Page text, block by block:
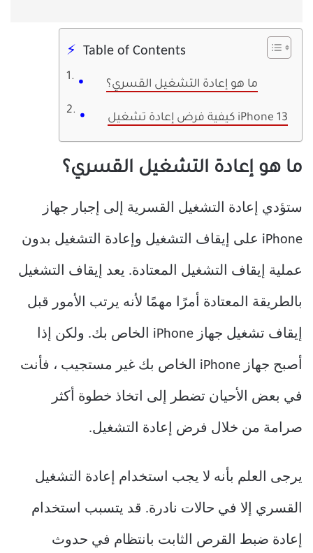
Table of Contents
ما هو إعادة التشغيل القسري؟
كيفية فرض إعادة تشغيل iPhone 13
ما هو إعادة التشغيل القسري؟
ستؤدي إعادة التشغيل القسرية إلى إجبار جهاز
iPhone على إيقاف التشغيل وإعادة التشغيل بدون
عملية إيقاف التشغيل المعتادة. يعد إيقاف التشغيل
بالطريقة المعتادة أمرًا مهمًا لأنه يرتب الأمور قبل
إيقاف تشغيل جهاز iPhone الخاص بك. ولكن إذا
أصبح جهاز iPhone الخاص بك غير مستجيب ، فأنت
في بعض الأحيان تضطر إلى اتخاذ خطوة أكثر
صرامة من خلال فرض إعادة التشغيل.
يرجى العلم بأنه لا يجب استخدام إعادة التشغيل
القسري إلا في حالات نادرة. قد يتسبب استخدام
إعادة ضبط القرص الثابت بانتظام في حدوث